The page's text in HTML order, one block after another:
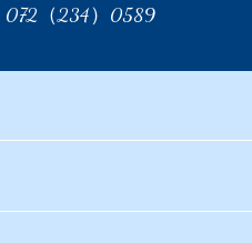
（234）0589